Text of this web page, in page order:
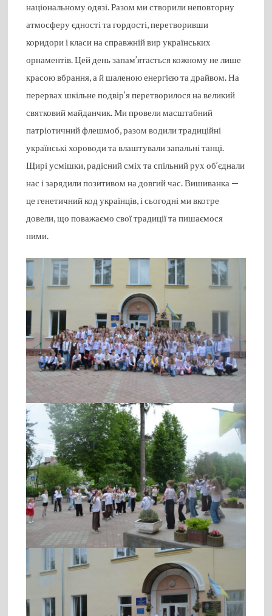
національному одязі. Разом ми створили неповторну
атмосферу єдності та гордості, перетворивши
коридори і класи на справжній вир українських
орнаментів. Цей день запам’ятається кожному не лише
красою вбрання, а й шаленою енергією та драйвом. На
перервах шкільне подвір’я перетворилося на великий
святковий майданчик. Ми провели масштабний
патріотичний флешмоб, разом водили традиційні
українські хороводи та влаштували запальні танці.
Щирі усмішки, радісний сміх та спільний рух об’єднали
нас і зарядили позитивом на довгий час. Вишиванка —
це генетичний код українців, і сьогодні ми вкотре
довели, що поважаємо свої традиції та пишаємося
ними.